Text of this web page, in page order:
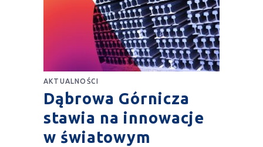
AKTUALNOŚCI
Dąbrowa Górnicza
stawia na innowacje
w światowym